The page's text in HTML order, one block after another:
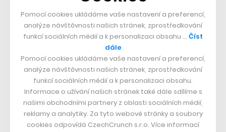
Nepřehlédněte:
Související témata:
Pomocí cookies ukládáme vaše nastavení a preferencí,
analýze návštěvnosti našich stránek, zprostředkování
funkcí sociálních médií a k personalizaci obsahu … Číst
dále
Pomocí cookies ukládáme vaše nastavení a preferencí,
analýze návštěvnosti našich stránek, zprostředkování
funkcí sociálních médií a k personalizaci obsahu.
Informace o užívání našich stránek také dále sdílíme s
našimi obchodními partnery z oblasti sociálních médií,
reklamy a analytiky. Za tyto webové stránky a soubory
cookies odpovídá CzechCrunch s.r.o. Více informací